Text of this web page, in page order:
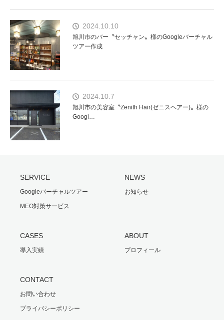
2024.10.10
旭川市のバー〝セッチャン〟様のGoogleバーチャル
ツアー作成
2024.10.7
旭川市の美容室〝Zenith Hair(ゼニスヘアー)〟様の
Googl…
SERVICE
Googleバーチャルツアー
MEO対策サービス
NEWS
お知らせ
CASES
導入実績
ABOUT
プロフィール
CONTACT
お問い合わせ
プライバシーポリシー